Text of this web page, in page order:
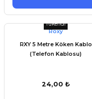
Tükendi
Roxy
RXY 5 Metre Köken Kablo
(Telefon Kablosu)
24,00 ₺